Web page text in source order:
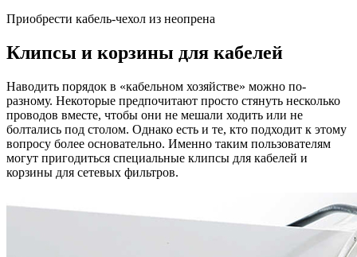
Приобрести кабель-чехол из неопрена
Клипсы и корзины для кабелей
Наводить порядок в «кабельном хозяйстве» можно по-
разному. Некоторые предпочитают просто стянуть несколько
проводов вместе, чтобы они не мешали ходить или не
болтались под столом. Однако есть и те, кто подходит к этому
вопросу более основательно. Именно таким пользователям
могут пригодиться специальные клипсы для кабелей и
корзины для сетевых фильтров.